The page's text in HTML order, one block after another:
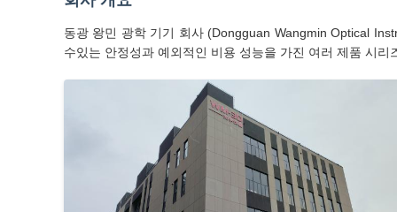
동광 왕민 광학 기기 회사 (Dongguan Wangmin Optical
수있는 안정성과 예외적인 비용 성능을 가진 여러 제품 시리